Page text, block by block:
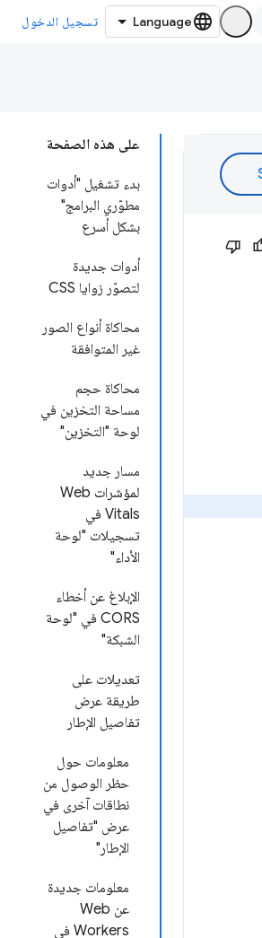
تسجيل الدخول
على هذه الصفحة
بدء تشغيل "أدوات
مطوّري البرامج"
بشكل أسرع
أدوات جديدة
لتصوّر زوايا CSS
محاكاة أنواع الصور
غير المتوافقة
محاكاة حجم
مساحة التخزين في
لوحة "التخزين"
مسار جديد
لمؤشرات Web
Vitals في
تسجيلات "لوحة
الأداء"
الإبلاغ عن أخطاء
CORS في "لوحة
الشبكة"
تعديلات على
طريقة عرض
تفاصيل الإطار
معلومات حول
حظر الوصول من
نطاقات آخرى في
عرض "تفاصيل
الإطار"
معلومات جديدة
عن Web
Workers في